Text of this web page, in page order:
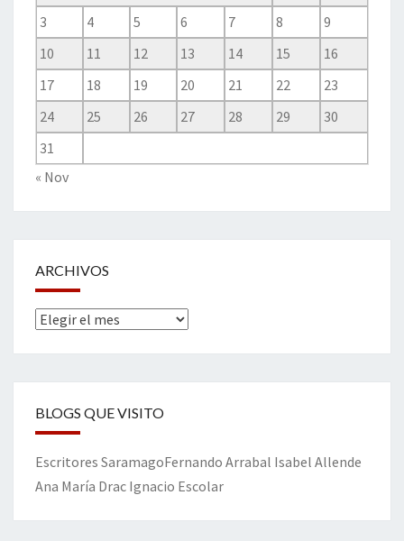
3
4 5 6 7 8
9
10
11 12 13 14 15
16
17
18 19 20 21 22
23
24
25 26 27 28 29
30
31
« Nov
ARCHIVOS
Archivos
BLOGS QUE VISITO
Escritores SaramagoFernando Arrabal Isabel Allende
Ana María Drac Ignacio Escolar